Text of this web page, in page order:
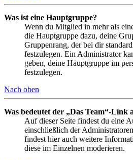
Was ist eine Hauptgruppe?
Wenn du Mitglied in mehr als
die Hauptgruppe dazu, deine
Gruppenrang, der bei dir
festzulegen. Ein Administrator
geben, deine Hauptgruppe im
festzulegen.
Nach oben
Was bedeutet der „Das Team“-Link
Auf dieser Seite findest du eine
einschließlich der
findest hier auch weitere
diese im Einzelnen moderieren.